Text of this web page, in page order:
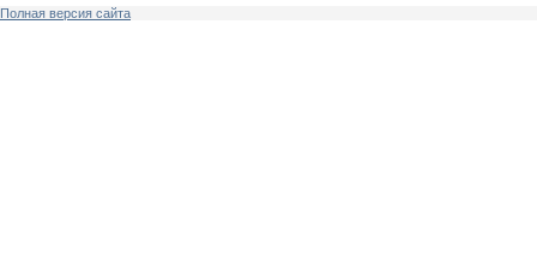
Полная версия сайта